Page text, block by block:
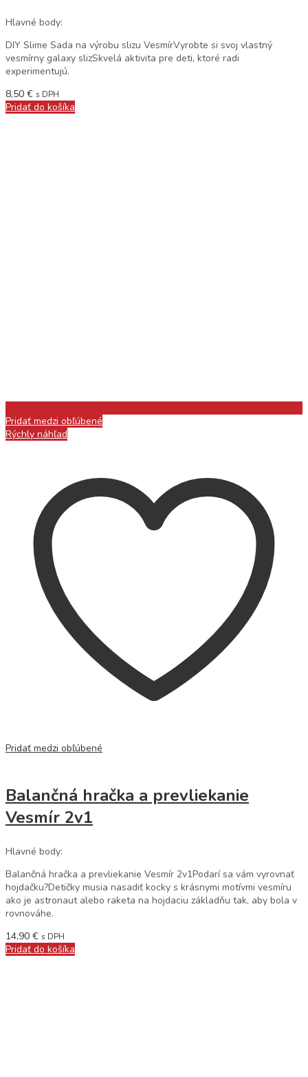
Hlavné body:
DIY Slime Sada na výrobu slizu VesmírVyrobte si svoj vlastný
vesmírny galaxy slizSkvelá aktivita pre deti, ktoré radi
experimentujú.
8,50 € s DPH
Pridať do košíka
Pridať medzi obľúbené
Rýchly náhľad
Pridať medzi obľúbené
Balančná hračka a prevliekanie
Vesmír 2v1
Hlavné body:
Balančná hračka a prevliekanie Vesmír 2v1Podarí sa vám vyrovnať
hojdačku?Detičky musia nasadiť kocky s krásnymi motívmi vesmíru
ako je astronaut alebo raketa na hojdaciu základňu tak, aby bola v
rovnováhe.
14,90 € s DPH
Pridať do košíka